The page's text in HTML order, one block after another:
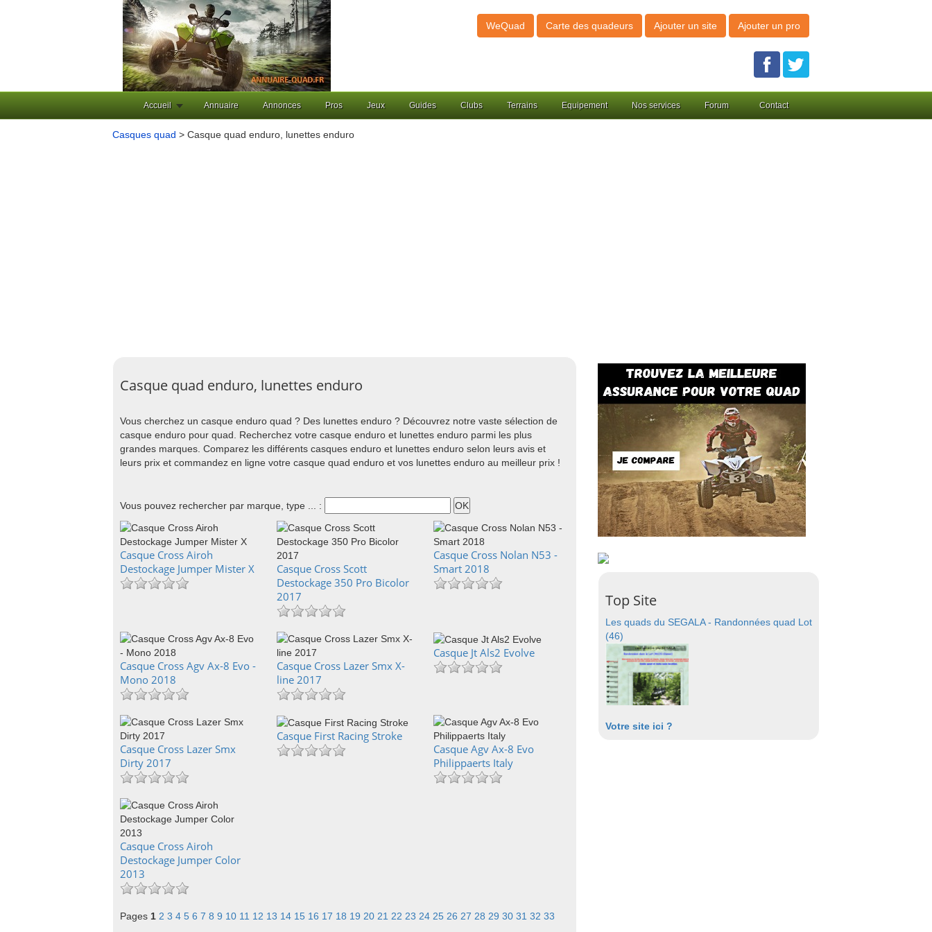
WeQuad Carte des quadeurs Ajouter un site Ajouter un pro
Accueil Annuaire Annonces Pros Jeux Guides Clubs Terrains Equipement Nos services Forum Contact
Casques quad > Casque quad enduro, lunettes enduro
Casque quad enduro, lunettes enduro
Vous cherchez un casque enduro quad ? Des lunettes enduro ? Découvrez notre vaste sélection de
casque enduro pour quad. Recherchez votre casque enduro et lunettes enduro parmi les plus
grandes marques. Comparez les différents casques enduro et lunettes enduro selon leurs avis et
leurs prix et commandez en ligne votre casque quad enduro et vos lunettes enduro au meilleur prix !
Vous pouvez rechercher par marque, type ... :
Casque Cross Airoh
Destockage Jumper Mister X
Casque Cross Scott
Destockage 350 Pro Bicolor
2017
Casque Cross Nolan N53 -
Smart 2018
Casque Cross Agv Ax-8 Evo -
Mono 2018
Casque Cross Lazer Smx X-
line 2017
Casque Jt Als2 Evolve
Casque Cross Lazer Smx
Dirty 2017
Casque First Racing Stroke
Casque Agv Ax-8 Evo
Philippaerts Italy
Casque Cross Airoh
Destockage Jumper Color
2013
Pages 1 2 3 4 5 6 7 8 9 10 11 12 13 14 15 16 17 18 19 20 21 22 23 24 25 26 27 28 29 30 31 32 33
Top Site
Les quads du SEGALA - Randonnées quad Lot
(46)
Votre site ici ?